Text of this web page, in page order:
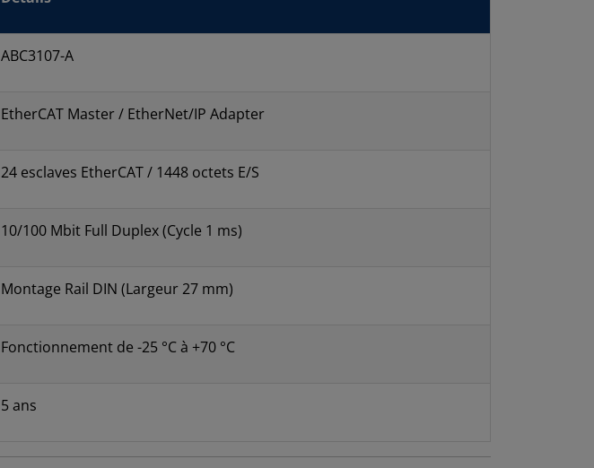
ABC3107-A
EtherCAT Master / EtherNet/IP Adapter
24 esclaves EtherCAT / 1448 octets E/S
10/100 Mbit Full Duplex (Cycle 1 ms)
Montage Rail DIN (Largeur 27 mm)
Fonctionnement de -25 °C à +70 °C
5 ans